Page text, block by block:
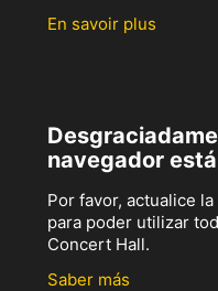
En savoir plus
navegador
Por favor, actualice
para poder utilizar
Concert Hall.
Saber más